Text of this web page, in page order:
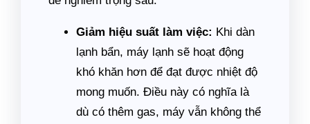
Giảm hiệu suất làm việc: Khi dàn
lạnh bẩn, máy lạnh sẽ hoạt động
khó khăn hơn để đạt được nhiệt độ
mong muốn. Điều này có nghĩa là
dù có thêm gas, máy vẫn không thể